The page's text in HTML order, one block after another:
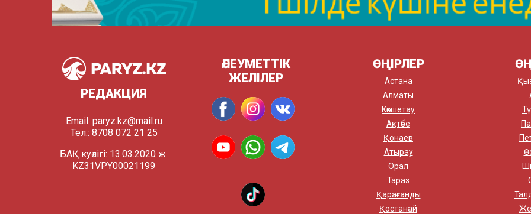
РЕДАКЦИЯ
Email: paryz.kz@mail.ru
Тел.: 8708 072 21 25
БАҚ куәлігі: 13.03.2020 ж.
KZ31VPY00021199
ӘЛЕУМЕТТІК
ЖЕЛІЛЕР
ӨҢІРЛЕР
Астана
Алматы
Көкшетау
Ақтөбе
Қонаев
Атырау
Орал
Тараз
Қарағанды
Қостанай